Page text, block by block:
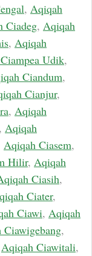
, Aqiqah
Ciadeg, Aqiqah
, Aqiqah
Udik,
Ciandum,
Cianjur,
, Aqiqah
, Aqiqah
Aqiqah Ciasem,
Hilir, Aqiqah
Ciasih,
Ciater,
Ciawi, Aqiqah
,
Aqiqah Ciawitali,